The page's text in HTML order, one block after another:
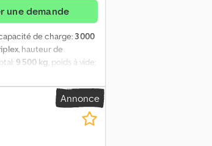
une demande
de charge: 3 000
, hauteur de
9 500 kg, poids à vide:
Nous vendons des
le transport enAnnonce